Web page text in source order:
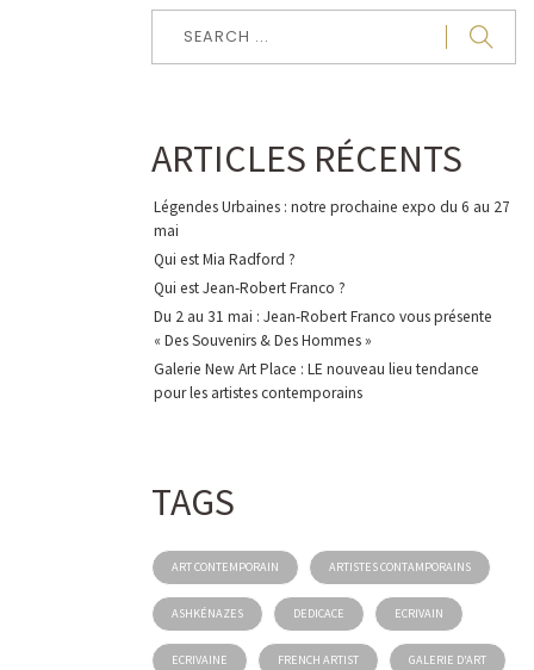
ARTICLES RÉCENTS
Légendes Urbaines : notre prochaine expo du 6 au 27
mai
Qui est Mia Radford ?
Qui est Jean-Robert Franco ?
Du 2 au 31 mai : Jean-Robert Franco vous présente
« Des Souvenirs & Des Hommes »
Galerie New Art Place : LE nouveau lieu tendance
pour les artistes contemporains
TAGS
ART CONTEMPORAIN ARTISTES CONTAMPORAINS
ASHKÉNAZES DEDICACE ECRIVAIN
ECRIVAINE FRENCH ARTIST GALERIE D'ART